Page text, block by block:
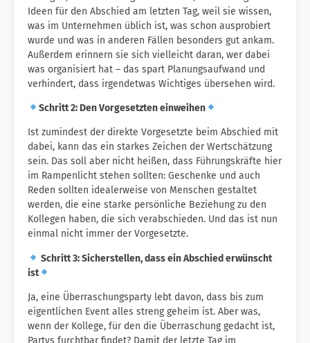
Ideen für den Abschied am letzten Tag, weil sie wissen,
was im Unternehmen üblich ist, was schon ausprobiert
wurde und was in anderen Fällen besonders gut ankam.
Außerdem erinnern sie sich vielleicht daran, wer dabei
was organisiert hat – das spart Planungsaufwand und
verhindert, dass irgendetwas Wichtiges übersehen wird.
Schritt 2: Den Vorgesetzten einweihen
Ist zumindest der direkte Vorgesetzte beim Abschied mit
dabei, kann das ein starkes Zeichen der Wertschätzung
sein. Das soll aber nicht heißen, dass Führungskräfte hier
im Rampenlicht stehen sollten: Geschenke und auch
Reden sollten idealerweise von Menschen gestaltet
werden, die eine starke persönliche Beziehung zu den
Kollegen haben, die sich verabschieden. Und das ist nun
einmal nicht immer der Vorgesetzte.
Schritt 3: Sicherstellen, dass ein Abschied erwünscht
ist
Ja, eine Überraschungsparty lebt davon, dass bis zum
eigentlichen Event alles streng geheim ist. Aber was,
wenn der Kollege, für den die Überraschung gedacht ist,